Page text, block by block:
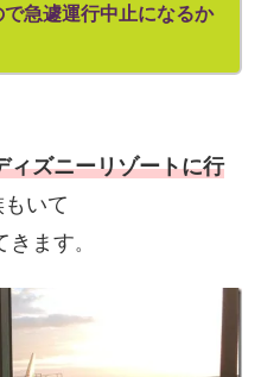
急遽運行中止になるか
ィズニーリゾートに行
いて
きます。